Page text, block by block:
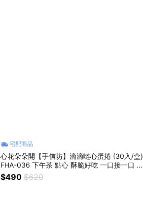
宅配商品
心花朵朵開【手信坊】滴滴噠心蛋捲 (30入/盒)
FHA-036 下午茶 點心 酥脆好吃 一口接一口 美
味分享 伴手禮 送禮推薦 甜蜜幸福
$490 $620